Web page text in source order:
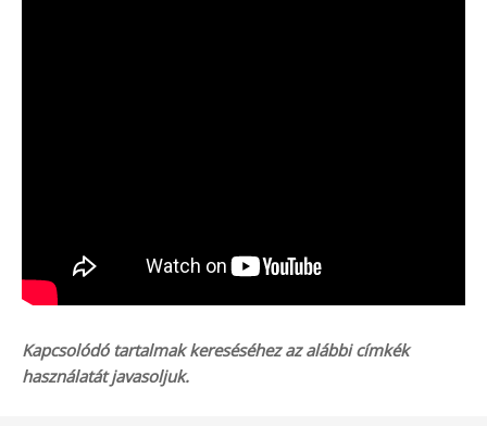
Kapcsolódó tartalmak kereséséhez az alábbi címkék
használatát javasoljuk.